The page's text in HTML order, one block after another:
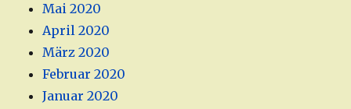
Mai 2020
April 2020
März 2020
Februar 2020
Januar 2020